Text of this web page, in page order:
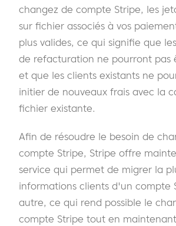
changez de compte Stripe, les
sur fichier associés à vos
plus valides, ce qui signifie que
de refacturation ne pourront pas
et que les clients existants ne
initier de nouveaux frais avec la
fichier existante.
Afin de résoudre le besoin de
compte Stripe, Stripe offre
service qui permet de migrer la
informations clients d'un compte
autre, ce qui rend possible le
compte Stripe tout en